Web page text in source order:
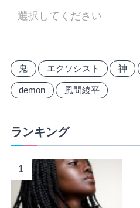
鬼 エクソシスト 神
demon 風間綾平
ランキング
1